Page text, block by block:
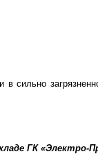
сильно
ГК «Электро-